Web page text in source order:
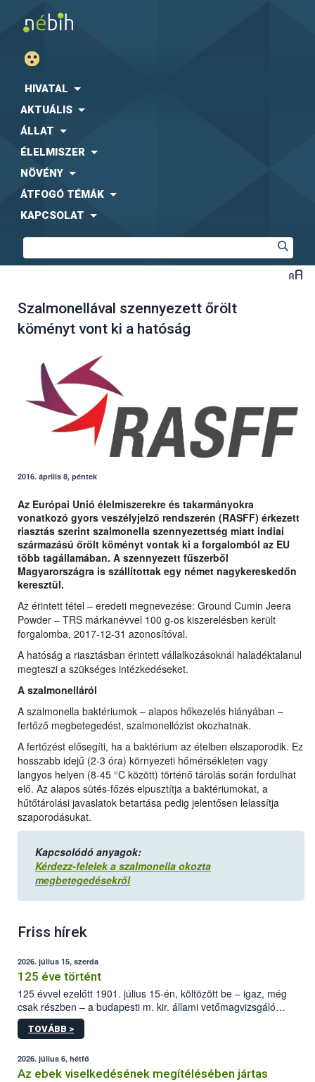
HIVATAL
AKTUÁLIS
ÁLLAT
ÉLELMISZER
NÖVÉNY
ÁTFOGÓ TÉMÁK
KAPCSOLAT
Szalmonellával szennyezett őrölt
köményt vont ki a hatóság
2016. április 8, péntek
Az Európai Unió élelmiszerekre és takarmányokra
vonatkozó gyors veszélyjelző rendszerén (RASFF) érkezett
riasztás szerint szalmonella szennyezettség miatt indiai
származású őrölt köményt vontak ki a forgalomból az EU
több tagállamában. A szennyezett fűszerből
Magyarországra is szállítottak egy német nagykereskedőn
keresztül.
Az érintett tétel – eredeti megnevezése: Ground Cumin Jeera
Powder – TRS márkanévvel 100 g-os kiszerelésben került
forgalomba, 2017-12-31 azonosítóval.
A hatóság a riasztásban érintett vállalkozásoknál haladéktalanul
megteszi a szükséges intézkedéseket.
A szalmonelláról
A szalmonella baktériumok – alapos hőkezelés hiányában –
fertőző megbetegedést, szalmonellózist okozhatnak.
A fertőzést elősegíti, ha a baktérium az ételben elszaporodik. Ez
hosszabb idejű (2-3 óra) környezeti hőmérsékleten vagy
langyos helyen (8-45 °C között) történő tárolás során fordulhat
elő. Az alapos sütés-főzés elpusztítja a baktériumokat, a
hűtőtárolási javaslatok betartása pedig jelentősen lelassítja
szaporodásukat.
Kapcsolódó anyagok:
Kérdezz-felelek a szalmonella okozta
megbetegedésekről
Friss hírek
2026. július 15, szerda
125 éve történt
125 évvel ezelőtt 1901. július 15-én, költözött be – igaz, még
csak részben – a budapesti m. kir. állami vetőmagvizsgáló
állomás a Kis Rókus utca 15. szám alatti, Czigler Győző által
tervezett új épületébe.
TOVÁBB >
2026. július 6, hétfő
Az ebek viselkedésének megítélésében jártas